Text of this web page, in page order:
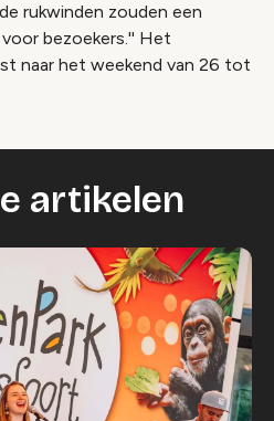
rukwinden zouden een
bezoekers.'' Het
naar het weekend van 26 tot
artikelen